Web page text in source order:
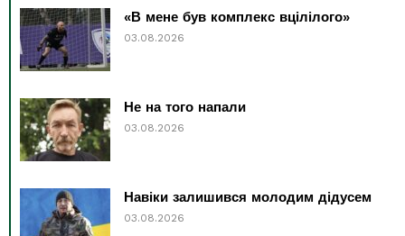
«В мене був комплекс вцілілого»
03.08.2026
Не на того напали
03.08.2026
Навіки залишився молодим дідусем
03.08.2026